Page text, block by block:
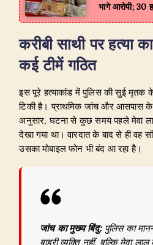
भागे आरोपी; 30
​करीबी साथी पर हत्या
कई टीमें गठित
​इस पूरे हत्याकांड में पुलिस की सुई मृतक
टिकी है। प्राथमिक जांच और आसपास के
अनुसार, घटना से कुछ समय पहले मेवा
देखा गया था। वारदात के बाद से ही वह
उसका मोबाइल फोन भी बंद आ रहा है।
जांच का मुख्य बिंदु:पुलिस का
बाहरी व्यक्ति नहीं, बल्कि मेवा